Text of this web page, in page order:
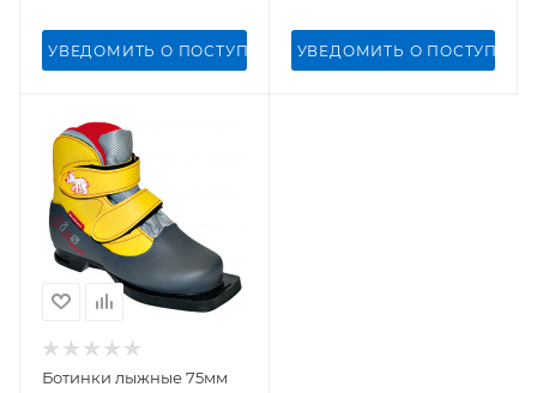
УВЕДОМИТЬ О ПОСТУПЛЕНИИУВЕДОМИТЬ О
Ботинки лыжные 75мм